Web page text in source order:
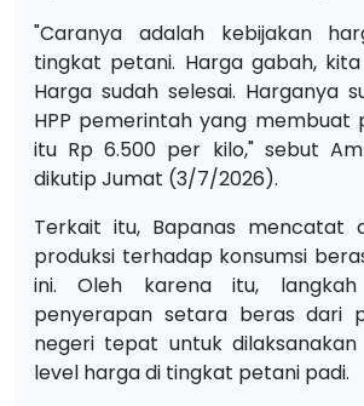
"Caranya adalah kebijakan
tingkat petani. Harga gabah, kita
Harga sudah selesai. Harganya
HPP pemerintah yang membuat
itu Rp 6.500 per kilo," sebut
dikutip Jumat (3/7/2026).
Terkait itu, Bapanas mencatat
produksi terhadap konsumsi
ini. Oleh karena itu, langkah
penyerapan setara beras dari
negeri tepat untuk
level harga di tingkat petani padi.